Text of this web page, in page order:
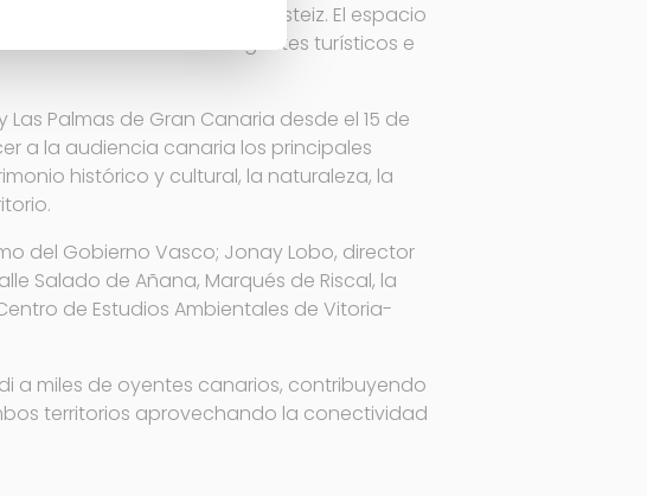
matinal desde Vitoria-Gasteiz. El espacio
de destacados agentes turísticos e
Palmas de Gran Canaria desde el 15 de
a la audiencia canaria los principales
histórico y cultural, la naturaleza, la
del Gobierno Vasco; Jonay Lobo, director
Salado de Añana, Marqués de Riscal, la
de Estudios Ambientales de Vitoria-
a miles de oyentes canarios, contribuyendo
territorios aprovechando la conectividad